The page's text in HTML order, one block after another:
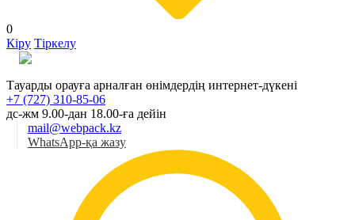
0
Кіру Тіркелу
Тауарды орауға арналған өнімдердің интернет-дүкені
+7 (727) 310-85-06
дс-жм 9.00-дан 18.00-ға дейін
mail@webpack.kz
WhatsApp-қа жазу